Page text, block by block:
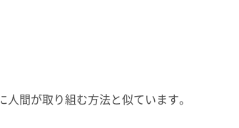
間が取り組む方法と似ています。